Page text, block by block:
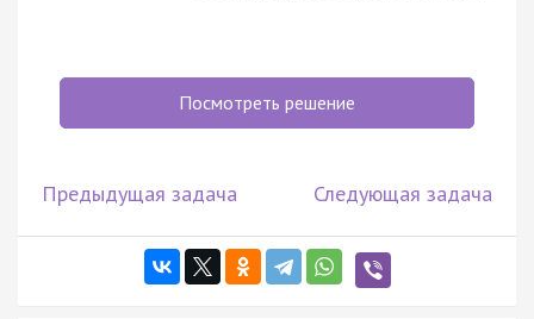
Посмотреть решение
Предыдущая задача Следующая задача